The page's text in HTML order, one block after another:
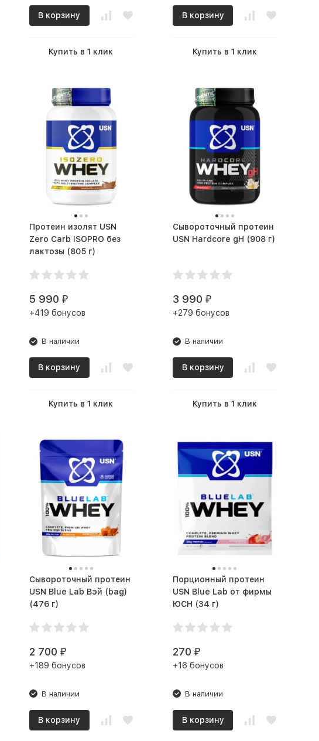
В корзину
Купить в 1 клик
В корзину
Купить в 1 клик
Протеин изолят USN
Zero Carb ISOPRO без
лактозы (805 г)
5 990 ₽
+419 бонусов
В наличии
В корзину
Купить в 1 клик
Сывороточный протеин
USN Hardcore gH (908 г)
3 990 ₽
+279 бонусов
В наличии
В корзину
Купить в 1 клик
Сывороточный протеин
USN Blue Lab Вэй (bag)
(476 г)
2 700 ₽
+189 бонусов
В наличии
В корзину
Порционный протеин
USN Blue Lab от фирмы
ЮСН (34 г)
270 ₽
+16 бонусов
В наличии
В корзину